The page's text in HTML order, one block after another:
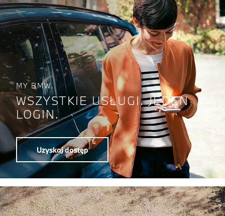
MY BMW.
WSZYSTKIE USŁUGI. JEDEN
LOGIN.
Uzyskaj dostęp